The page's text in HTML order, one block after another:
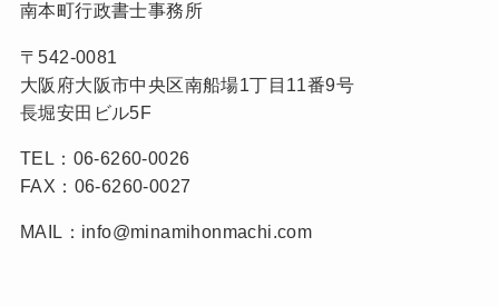
南本町行政書士事務所
〒542-0081
大阪府大阪市中央区南船場1丁目11番9号
長堀安田ビル5F
TEL：06-6260-0026
FAX：06-6260-0027
MAIL：info@minamihonmachi.com